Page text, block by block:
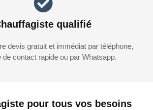
pour tous vos besoins
qualifié
devis gratuit et immédiat par téléphone,
de contact rapide ou par Whatsapp.